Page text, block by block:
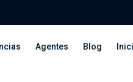
Agentes Blog